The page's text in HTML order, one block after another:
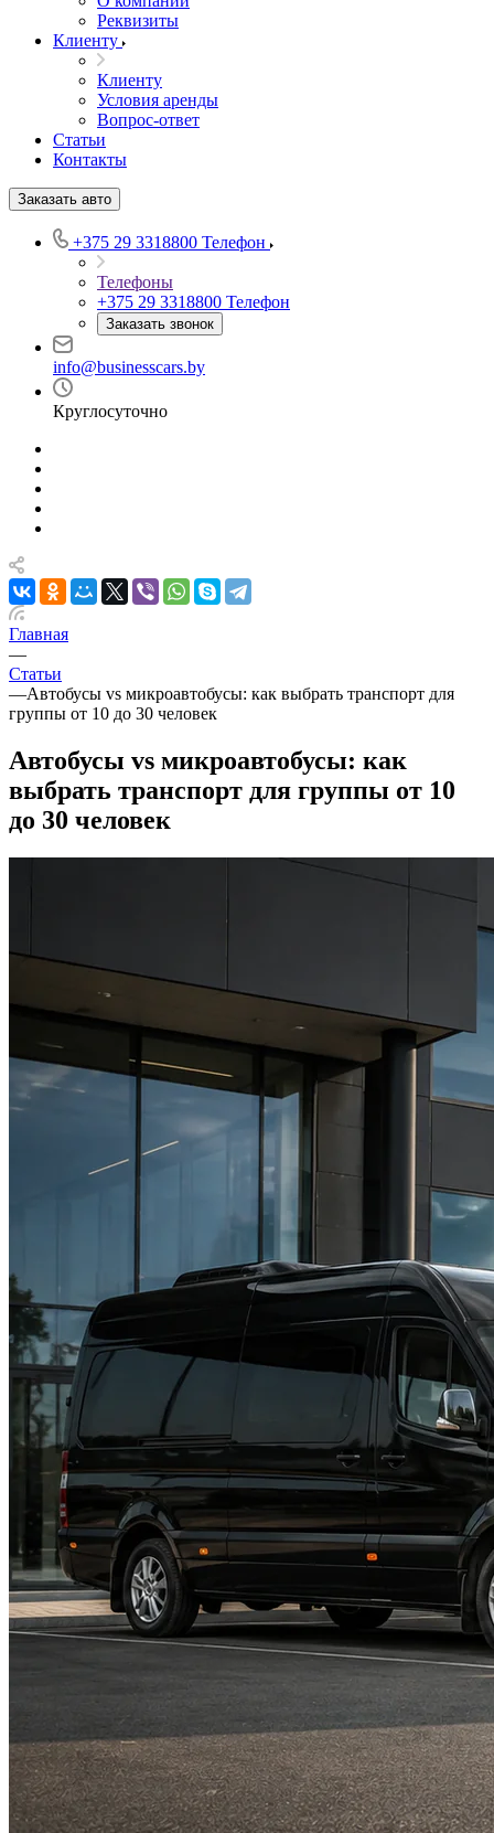
Реквизиты
Клиенту
Клиенту
Условия аренды
Вопрос-ответ
Статьи
Контакты
Заказать авто
+375 29 3318800 Телефон
Телефоны
+375 29 3318800 Телефон
Заказать звонок
info@businesscars.by
Круглосуточно
Главная
—
Статьи
—Автобусы vs микроавтобусы: как выбрать транспорт для
группы от 10 до 30 человек
Автобусы vs микроавтобусы: как
выбрать транспорт для группы от 10
до 30 человек